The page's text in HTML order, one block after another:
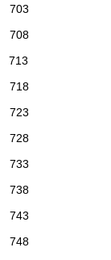
703
708
713
718
723
728
733
738
743
748